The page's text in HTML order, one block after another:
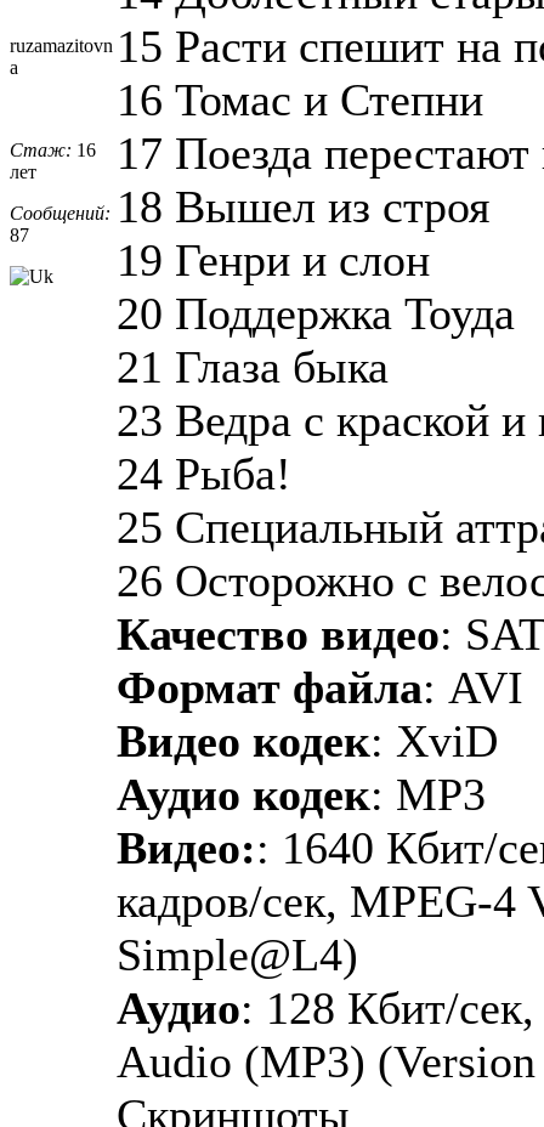
ruzamazitovn
a
Стаж: 16
лет
Сообщений:
87
15 Расти спешит на
16 Томас и Степни
17 Поезда перестают
18 Вышел из строя
19 Генри и слон
20 Поддержка Тоуда
21 Глаза быка
23 Ведра с краской и
24 Рыба!
25 Специальный
26 Осторожно с
Качество видео:
Формат файла: AVI
Видео кодек: XviD
Аудио кодек: MP3
Видео:: 1640 Кбит/
кадров/сек, MPEG-
Simple@L4)
Аудио: 128 Кбит/
Audio (MP3)
Скриншоты